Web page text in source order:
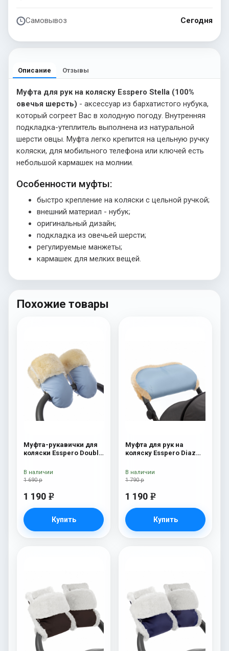
Самовывоз Сегодня
Описание Отзывы
Муфта для рук на коляску Esspero Stella (100%
овечья шерсть) - аксессуар из бархатистого нубука,
который согреет Вас в холодную погоду. Внутренняя
подкладка-утеплитель выполнена из натуральной
шерсти овцы. Муфта легко крепится на цельную ручку
коляски, для мобильного телефона или ключей есть
небольшой кармашек на молнии.
Особенности муфты:
быстро крепление на коляски с цельной ручкой;
внешний материал - нубук;
оригинальный дизайн;
подкладка из овечьей шерсти;
регулируемые манжеты;
кармашек для мелких вещей.
Похожие товары
Муфта-рукавички для
коляски Esspero Double
Blue Mountain
1 690 р
1 190 e
Купить
В наличии
Муфта для рук на
коляску Esspero Diaz
Blue Mountain
1 790 р
1 190 e
Купить
В наличии